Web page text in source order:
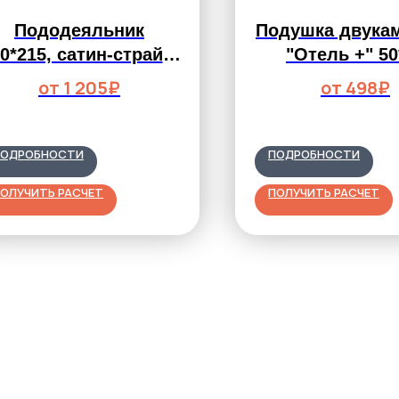
Пододеяльник
сатин-страйп,
140 г/м2, AIR-
JET, полоса 1*1 см
от 1 205₽
РАСЧЕТ
Подушка
"Отель +"
лебяжий
от 498₽
ПОДРОБНОСТИ
ПОЛУЧИТЬ РАСЧЕТ